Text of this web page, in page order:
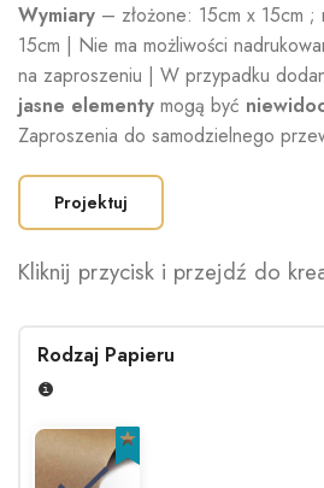
Wymiary – złożone: 15cm x 15cm
15cm | Nie ma możliwości
na zaproszeniu | W przypadku
jasne elementy mogą być
Zaproszenia do samodzielnego
Projektuj
Kliknij przycisk i przejdź do
Rodzaj Papieru